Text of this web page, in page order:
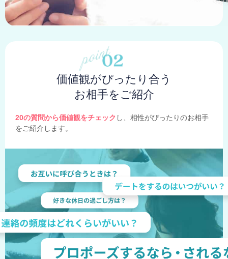
価値観がぴったり合う
お相手をご紹介
20の質問から価値観をチェック し、相性がぴったりのお相手
をご紹介します。